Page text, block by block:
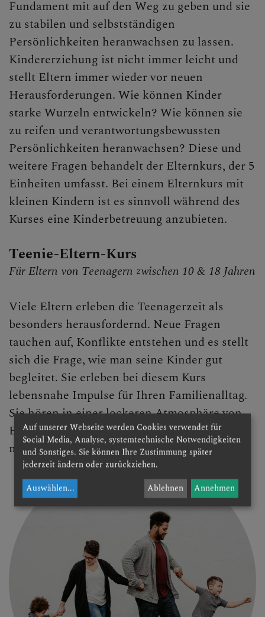
Fundament mit auf den Weg zu geben und sie
zu stabilen und selbstständigen
Persönlichkeiten heranwachsen zu lassen.
Kindererziehung ist nicht immer leicht und
stellt Eltern immer wieder vor neuen
Herausforderungen. Wie können Kinder
starke Wurzeln entwickeln? Wie können sie
zu reifen und verantwortungsbewussten
Persönlichkeiten heranwachsen? Diese und
weitere Fragen behandelt der Elternkurs, der 5
Einheiten umfasst. Bei einem Elternkurs mit
kleinen Kindern ist es sinnvoll während des
Kurses eine Kinderbetreuung anzubieten.
Teenie-Eltern-Kurs
Für Eltern von Teenagern zwischen 10 & 18 Jahren
Viele Eltern erleben die Teenagerzeit als
besonders herausfordernd. Neue Fragen
tauchen auf, Konflikte entstehen und es stellt
sich die Frage, wie man seine Kinder gut
begleitet. Sie erleben bei diesem Kurs
lebensnahe Impulse für Ihren Familienalltag.
Sie hören in einer lockeren Atmosphäre von
Expertinnen und Experten und tauschen sich
mit anderen Eltern aus.
Auf unserer Webseite werden Cookies verwendet für
Social Media, Analyse, systemtechnische Notwendigkeiten
und Sonstiges. Sie können Ihre Zustimmung später
jederzeit ändern oder zurückziehen.
Auswählen... Ablehnen Annehmen